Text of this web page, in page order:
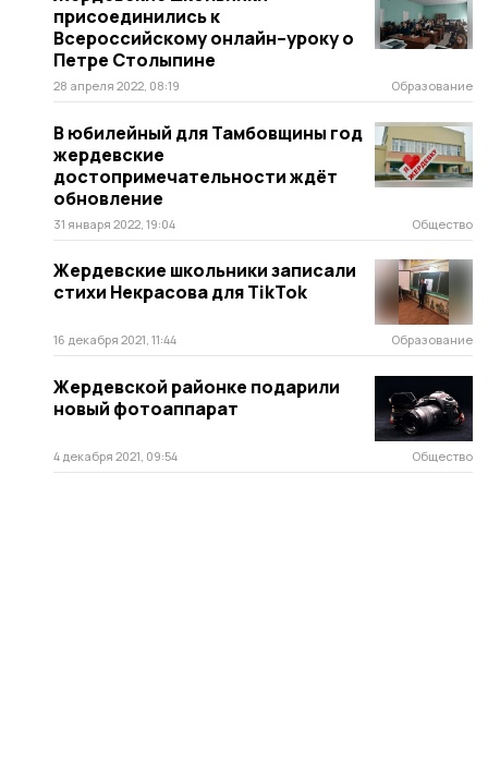
присоединились к
Всероссийскому онлайн–уроку о
Петре Столыпине
28 апреля 2022, 08:19 Образование
В юбилейный для Тамбовщины год
жердевские
достопримечательности ждёт
обновление
31 января 2022, 19:04 Общество
Жердевские школьники записали
стихи Некрасова для TikTok
16 декабря 2021, 11:44 Образование
Жердевской районке подарили
новый фотоаппарат
4 декабря 2021, 09:54 Общество